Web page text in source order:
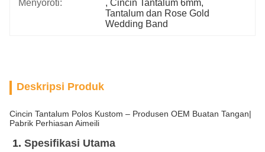
Menyoroti: , Cincin Tantalum 6mm,
Tantalum dan Rose Gold
Wedding Band
Deskripsi Produk
Cincin Tantalum Polos Kustom – Produsen OEM Buatan Tangan|
Pabrik Perhiasan Aimeili
1. Spesifikasi Utama